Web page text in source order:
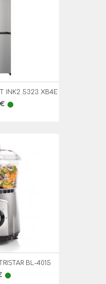
INK2 5323 XB4E
lens
BL-4015
lens